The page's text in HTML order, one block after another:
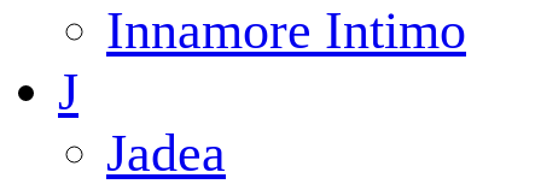
Innamore Intimo
J
Jadea